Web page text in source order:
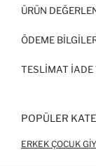
ÜRÜN
ÖDEME
TESLIMAT İADE
POPÜLER
ERKEK ÇOCUK